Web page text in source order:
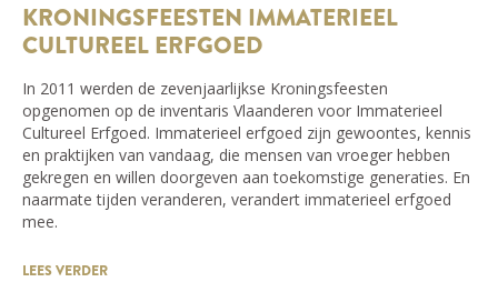
KRONINGSFEESTEN IMMATERIEEL
CULTUREEL ERFGOED
In 2011 werden de zevenjaarlijkse Kroningsfeesten
opgenomen op de inventaris Vlaanderen voor Immaterieel
Cultureel Erfgoed. Immaterieel erfgoed zijn gewoontes, kennis
en praktijken van vandaag, die mensen van vroeger hebben
gekregen en willen doorgeven aan toekomstige generaties. En
naarmate tijden veranderen, verandert immaterieel erfgoed
mee.
LEES VERDER